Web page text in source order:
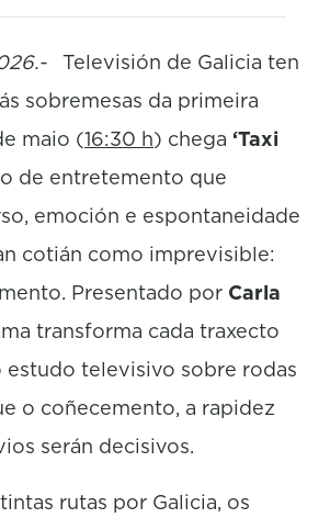
Televisión de Galicia ten
sobremesas da primeira
maio (16:30 h) chega ‘Taxi
de entretemento que
emoción e espontaneidade
cotián como imprevisible:
Presentado por Carla
transforma cada traxecto
estudo televisivo sobre rodas
o coñecemento, a rapidez
serán decisivos.
rutas por Galicia, os